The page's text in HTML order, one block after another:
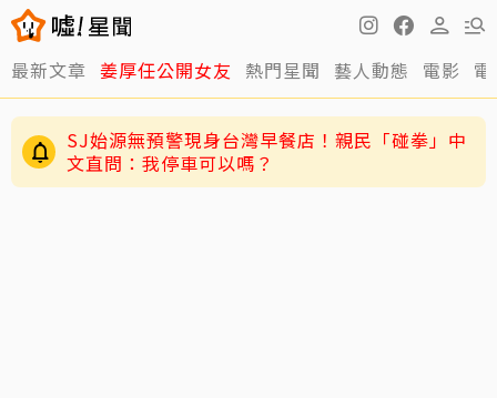
最新文章 姜厚任公開女友 熱門星聞 藝人動態 電影
SJ始源無預警現身台灣早餐店！親民「碰拳」中
文直問：我停車可以嗎？